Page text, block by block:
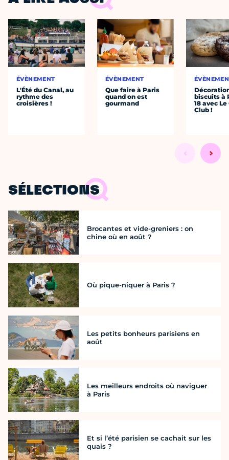
ÉVÈNEMENT
L'Été du Canal, au
rythme des
croisières !
ÉVÈNEMENT
Que faire à Paris
quand on est
gourmand
biscuits à
18 avec
Club !
SÉLECTIONS
Brocantes et vide-greniers : on
chine où en août ?
Où pique-niquer à Paris ?
Les petits bonheurs parisiens en
août
Les meilleurs endroits où naviguer
à Paris
Et si l’été parisien se cachait sur les
quais ?